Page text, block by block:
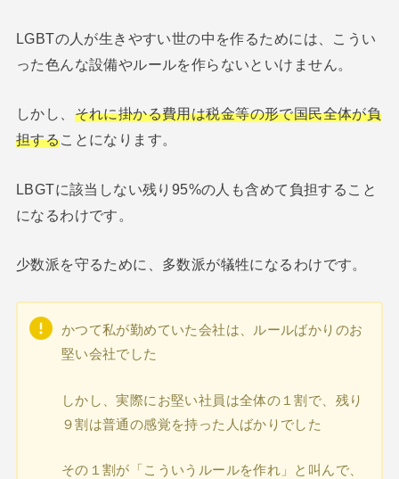
LGBTの人が生きやすい世の中を作るためには、こうい
った色んな設備やルールを作らないといけません。
しかし、 それに掛かる費用は税金等の形で国民全体が負
担することになります。
LBGTに該当しない残り95%の人も含めて負担すること
になるわけです。
少数派を守るために、多数派が犠牲になるわけです。
かつて私が勤めていた会社は、ルールばかりのお
堅い会社でした
しかし、実際にお堅い社員は全体の１割で、残り
９割は普通の感覚を持った人ばかりでした
その１割が「こういうルールを作れ」と叫んで、